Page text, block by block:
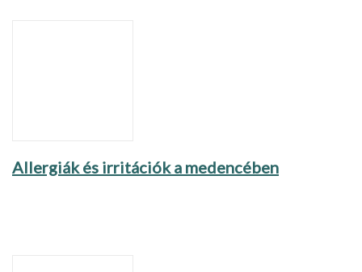
Allergiák és irritációk a medencében